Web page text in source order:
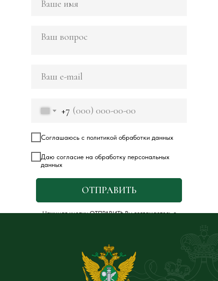
+7
Соглашаюсь с политикой обработки данных
Даю согласие на обработку персональных
данных
ОТПРАВИТЬ
Нажимая кнопку ОТПРАВИТЬ Вы соглашаетесь с